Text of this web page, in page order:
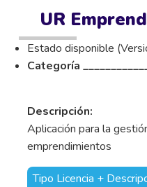
UR
Estado disponible
Categoría
Descripción:
Aplicación para la
emprendimientos
Tipo Licencia +